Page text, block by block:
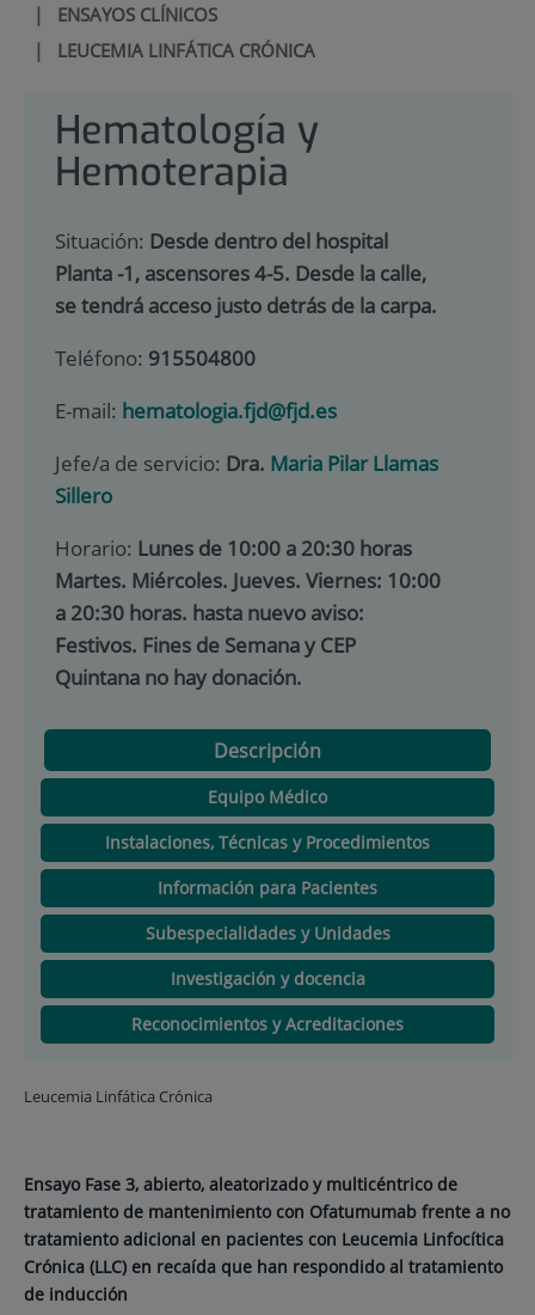
| ENSAYOS CLÍNICOS
| LEUCEMIA LINFÁTICA CRÓNICA
Hematología y
Hemoterapia
Situación: Desde dentro del hospital
Planta -1, ascensores 4-5. Desde la calle,
se tendrá acceso justo detrás de la carpa.
Teléfono: 915504800
E-mail: hematologia.fjd@fjd.es
Jefe/a de servicio: Dra. Maria Pilar Llamas
Sillero
Horario: Lunes de 10:00 a 20:30 horas
Martes. Miércoles. Jueves. Viernes: 10:00
a 20:30 horas. hasta nuevo aviso:
Festivos. Fines de Semana y CEP
Quintana no hay donación.
Descripción
Equipo Médico
Instalaciones, Técnicas y Procedimientos
Información para Pacientes
Subespecialidades y Unidades
Investigación y docencia
Reconocimientos y Acreditaciones
Leucemia Linfática Crónica
Ensayo Fase 3, abierto, aleatorizado y multicéntrico de
tratamiento de mantenimiento con Ofatumumab frente a no
tratamiento adicional en pacientes con Leucemia Linfocítica
Crónica (LLC) en recaída que han respondido al tratamiento
de inducción